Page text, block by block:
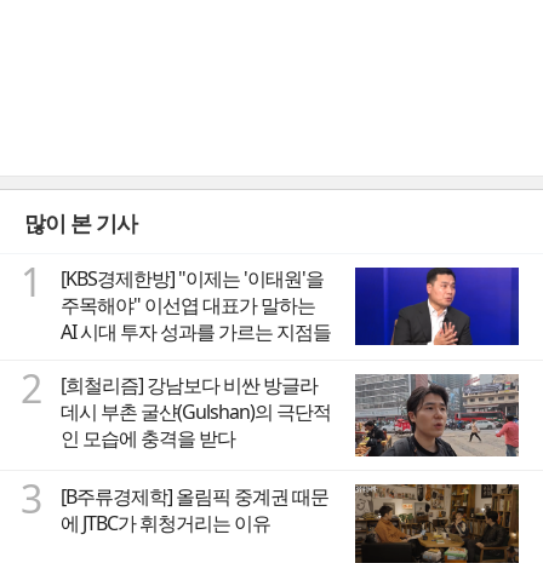
많이 본 기사
1
[KBS경제한방] "이제는 '이태원'을
주목해야" 이선엽 대표가 말하는
AI 시대 투자 성과를 가르는 지점들
2
[희철리즘] 강남보다 비싼 방글라
데시 부촌 굴샨(Gulshan)의 극단적
인 모습에 충격을 받다
3
[B주류경제학] 올림픽 중계권 때문
에 JTBC가 휘청거리는 이유